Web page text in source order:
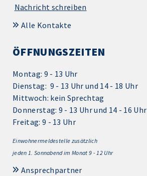
Nachricht schreiben
Alle Kontakte
ÖFFNUNGSZEITEN
Montag: 9 - 13 Uhr
Dienstag: 9 - 13 Uhr und 14 - 18 Uhr
Mittwoch: kein Sprechtag
Donnerstag: 9 - 13 Uhr und 14 - 16 Uhr
Freitag: 9 - 13 Uhr
Einwohnermeldestelle zusätzlich
jeden 1. Sonnabend im Monat 9 - 12 Uhr
Ansprechpartner